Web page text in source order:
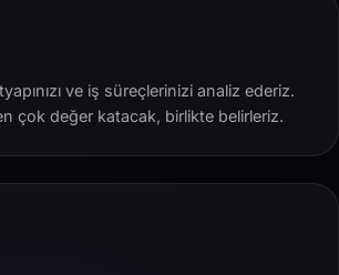
ve iş süreçlerinizi analiz ederiz.
çok değer katacak, birlikte belirleriz.